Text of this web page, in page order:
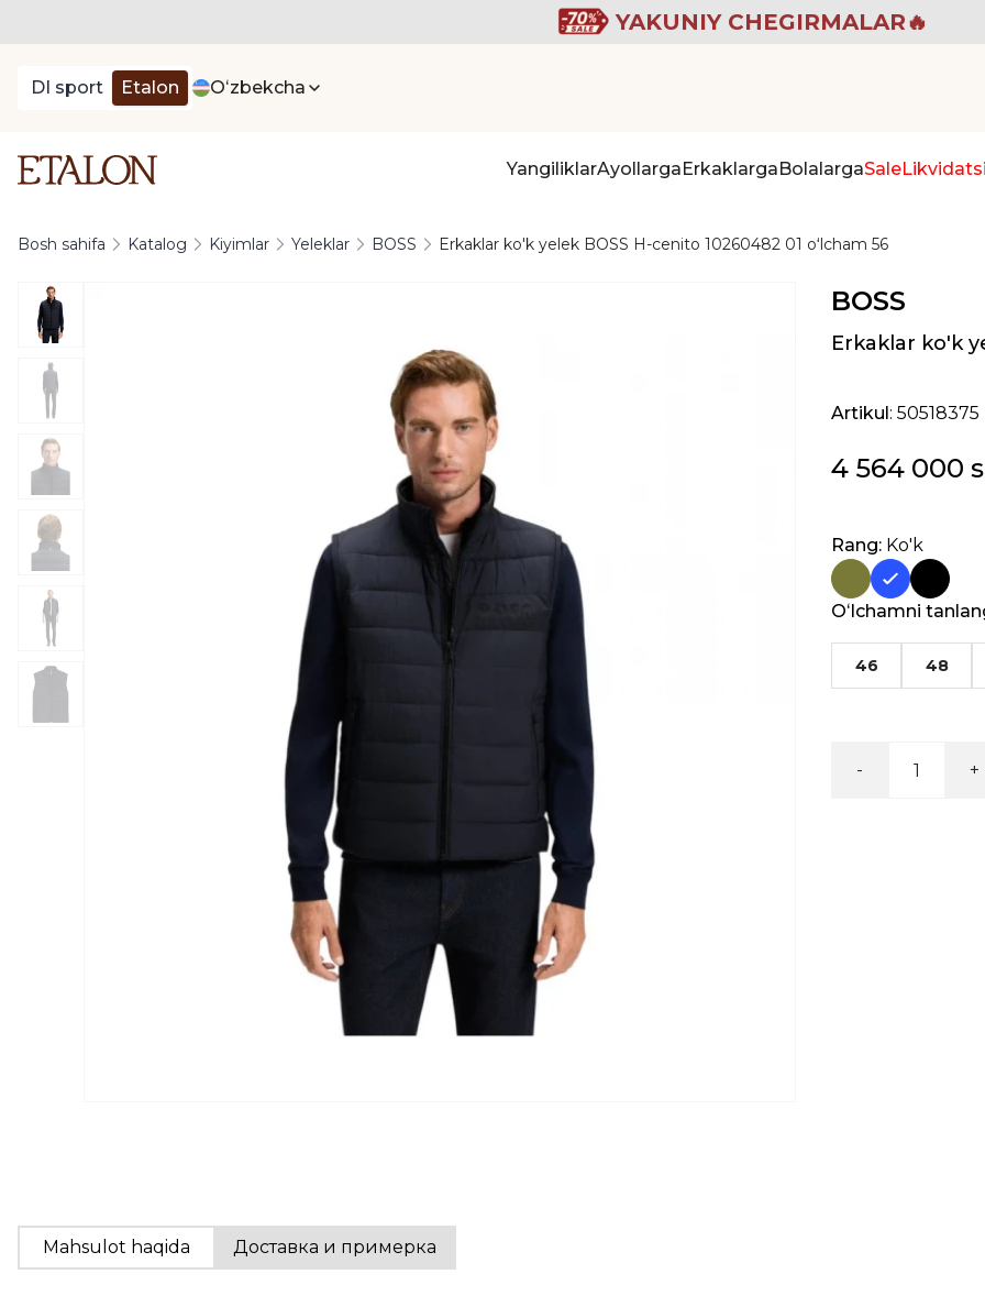
YAKUNIY CHEGIRMALAR🔥
DI sport Etalon Oʻzbekcha
YangiliklarAyollargaErkaklargaBolalargaSale
Bosh sahifa Katalog Kiyimlar Yeleklar BOSS Erkaklar ko'k yelek BOSS H-cenito 10260482 01 oʻlcham 56
BOSS
Erkaklar ko'k
Artikul: 50518375
4 564 000
Rang: Ko'k
Oʻlchamni
46 48
- +
Mahsulot haqida Доставка и примерка